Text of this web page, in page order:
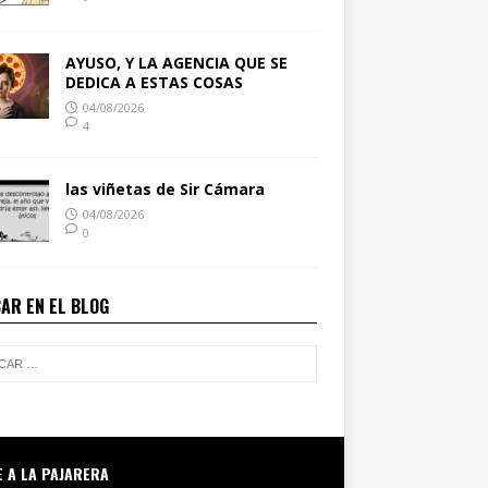
AYUSO, Y LA AGENCIA QUE SE
DEDICA A ESTAS COSAS
04/08/2026
4
las viñetas de Sir Cámara
04/08/2026
0
EN EL BLOG
A LA PAJARERA